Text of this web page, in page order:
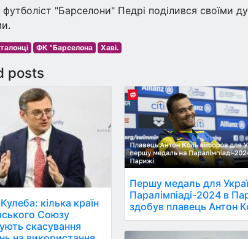
футболіст "Барселони" Педрі поділився своїми
ФК "Барселона Хаві.
posts
кілька країн
Союзу
скасування
Першу медаль для
Паралімпіаді-2024 в
здобув плавець Антон